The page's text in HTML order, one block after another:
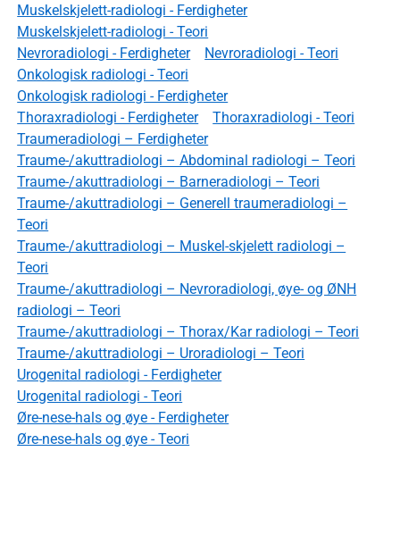
Muskelskjelett-radiologi - Ferdigheter
Muskelskjelett-radiologi - Teori
Nevroradiologi - Ferdigheter
Nevroradiologi - Teori
Onkologisk radiologi - Teori
Onkologisk radiologi - Ferdigheter
Thoraxradiologi - Ferdigheter
Thoraxradiologi - Teori
Traumeradiologi – Ferdigheter
Traume-/akuttradiologi – Abdominal radiologi – Teori
Traume-/akuttradiologi – Barneradiologi – Teori
Traume-/akuttradiologi – Generell traumeradiologi –
Teori
Traume-/akuttradiologi – Muskel-skjelett radiologi –
Teori
Traume-/akuttradiologi – Nevroradiologi, øye- og ØNH
radiologi – Teori
Traume-/akuttradiologi – Thorax/Kar radiologi – Teori
Traume-/akuttradiologi – Uroradiologi – Teori
Urogenital radiologi - Ferdigheter
Urogenital radiologi - Teori
Øre-nese-hals og øye - Ferdigheter
Øre-nese-hals og øye - Teori